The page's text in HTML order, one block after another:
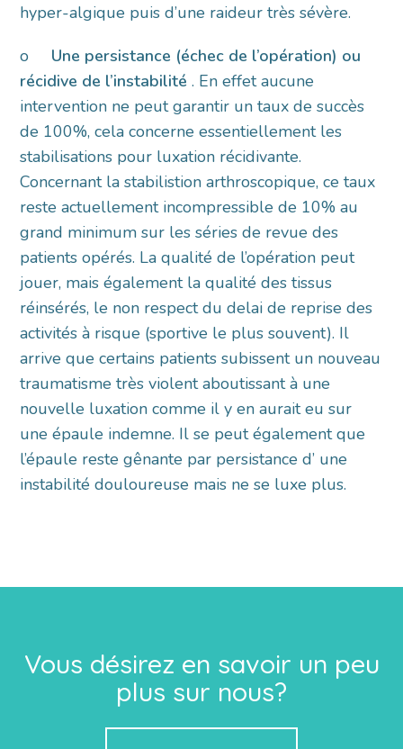
hyper-algique puis d’une raideur très sévère.
o Une persistance (échec de l’opération) ou
récidive de l’instabilité . En effet aucune
intervention ne peut garantir un taux de succès
de 100%, cela concerne essentiellement les
stabilisations pour luxation récidivante.
Concernant la stabilistion arthroscopique, ce taux
reste actuellement incompressible de 10% au
grand minimum sur les séries de revue des
patients opérés. La qualité de l’opération peut
jouer, mais également la qualité des tissus
réinsérés, le non respect du delai de reprise des
activités à risque (sportive le plus souvent). Il
arrive que certains patients subissent un nouveau
traumatisme très violent aboutissant à une
nouvelle luxation comme il y en aurait eu sur
une épaule indemne. Il se peut également que
l’épaule reste gênante par persistance d’ une
instabilité douloureuse mais ne se luxe plus.
Vous désirez en savoir un peu
plus sur nous?